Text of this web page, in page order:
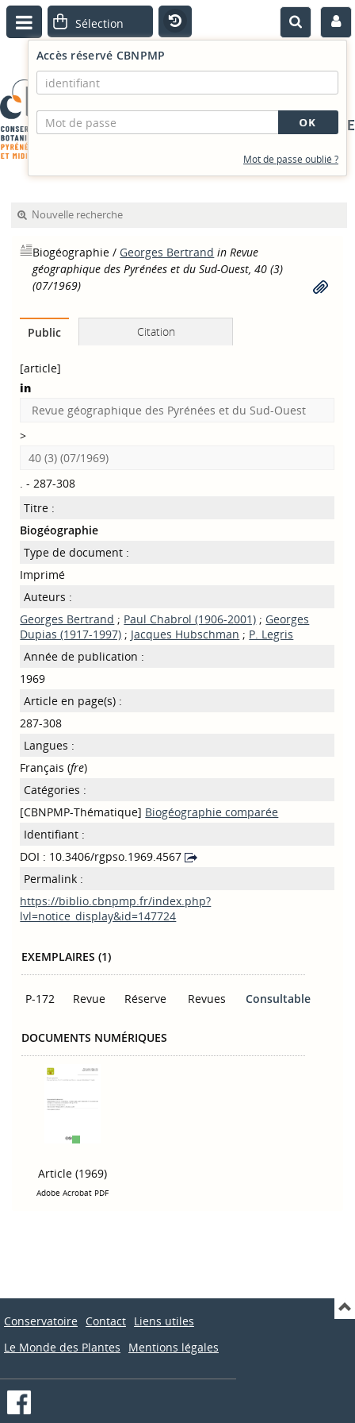
PORTAIL DOCUMENTAIRE
Accès réservé CBNPMP
Mot de passe oublié ?
Nouvelle recherche
Biogéographie /Georges Bertrand in Revue
géographique des Pyrénées et du Sud-Ouest, 40 (3)
(07/1969)
Public Citation
[article]
in
Revue géographique des Pyrénées et du Sud-Ouest
>
40 (3) (07/1969)
. - 287-308
Titre :
Biogéographie
Type de document :
Imprimé
Auteurs :
Georges Bertrand ; Paul Chabrol (1906-2001) ;Georges
Dupias (1917-1997) ; Jacques Hubschman ; P. Legris
Année de publication :
1969
Article en page(s) :
287-308
Langues :
Français (fre)
Catégories :
[CBNPMP-Thématique] Biogéographie comparée
Identifiant :
DOI : 10.3406/rgpso.1969.4567
Permalink :
https://biblio.cbnpmp.fr/index.php?
lvl=notice_display&id=147724
EXEMPLAIRES (1)
P-172 Revue Réserve Revues Consultable
DOCUMENTS NUMÉRIQUES
Article (1969)
Adobe Acrobat PDF
Conservatoire Contact Liens utiles
Le Monde des Plantes
Mentions légales